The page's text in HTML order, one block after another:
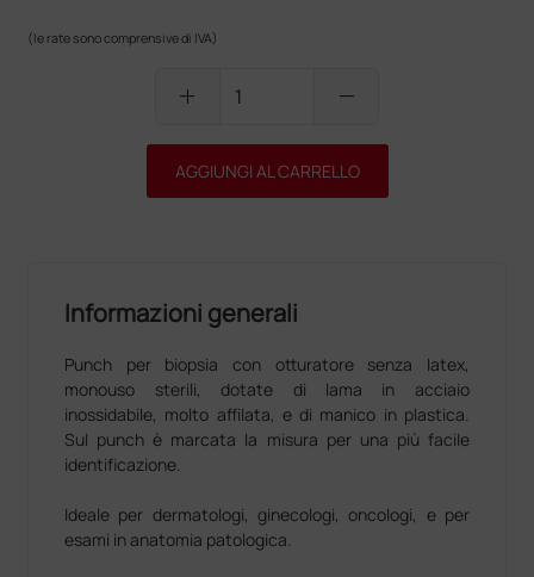
(le rate sono comprensive di IVA)
add remove
AGGIUNGI AL CARRELLO
Informazioni generali
Punch per biopsia con otturatore senza latex,
monouso sterili, dotate di lama in acciaio
inossidabile, molto affilata, e di manico in plastica.
Sul punch è marcata la misura per una più facile
identificazione.
Ideale per dermatologi, ginecologi, oncologi, e per
esami in anatomia patologica.